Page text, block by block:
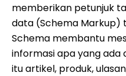
memberikan petunjuk
data (Schema Markup)
Schema membantu
informasi apa yang ada
itu artikel, produk,